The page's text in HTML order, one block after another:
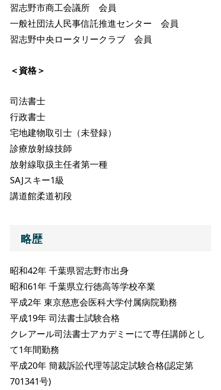
習志野市商工会議所 会員
一般社団法人民事信託推進センター 会員
習志野中央ロータリークラブ 会員
＜資格＞
司法書士
行政書士
宅地建物取引士（未登録）
診療放射線技師
放射線取扱主任者第一種
SAJスキー1級
講道館柔道初段
略歴
昭和42年 千葉県習志野市出身
昭和61年 千葉県立行徳高等学校卒業
平成2年 東京慈恵会医科大学付属病院勤務
平成19年 司法書士試験合格
クレアール司法書士アカデミーにて専任講師とし
て1年間勤務
平成20年 簡裁訴訟代理等認定試験合格(認定第
701341号)